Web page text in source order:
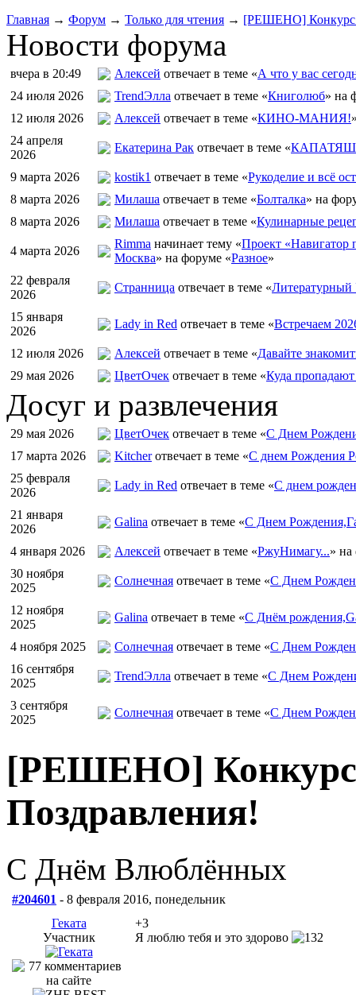
Главная → Форум → Только для чтения → [РЕШЕНО] Конкурс
Новости форума
вчера в 20:49 Алексей отвечает в теме «А что у вас
24 июля 2026
TrendЭлла отвечает в теме «Книголюб» на
12 июля 2026
Алексей отвечает в теме «КИНО-МАНИЯ!
24 апреля
2026
Екатерина Рак отвечает в теме «
9 марта 2026 kostik1 отвечает в теме «Рукоделие и всё
8 марта 2026
Милаша отвечает в теме «Болталка» на
8 марта 2026
Милаша отвечает в теме «Кулинарные
4 марта 2026
Rimma начинает тему «Проект «Навигатор
Москва» на форуме «Разное»
22 февраля
2026
Странница отвечает в теме «Литературный
15 января
2026
Lady in Red отвечает в теме «Встречаем
12 июля 2026 Алексей отвечает в теме «Давайте
29 мая 2026
ЦветOчек отвечает в теме «Куда
Досуг и развлечения
29 мая 2026 ЦветOчек отвечает в теме «С Днем
17 марта 2026
Kitcherотвечает в теме «С днем Рождения
25 февраля
2026
Lady in Red отвечает в теме «С днем
21 января
2026
Galina отвечает в теме «С Днем
4 января 2026 Алексей отвечает в теме «РжуНимагу...» на
30 ноября
2025
Солнечная отвечает в теме «С Днем
12 ноября
2025
Galina отвечает в теме «С Днём
4 ноября 2025 Солнечная отвечает в теме «С Днем
16 сентября
2025
TrendЭлла отвечает в теме «С Днем
3 сентября
2025
Солнечная отвечает в теме «С Днем
[РЕШЕНО] Конкурс
Поздравления!
С Днём Влюблённых
#204601 - 8 февраля 2016, понедельник
Геката
Участник
+3
Я люблю тебя и это здорово